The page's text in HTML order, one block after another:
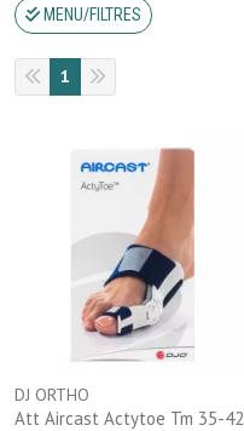
MENU/FILTRES
1
DJ ORTHO
Att Aircast Actytoe Tm 35-42